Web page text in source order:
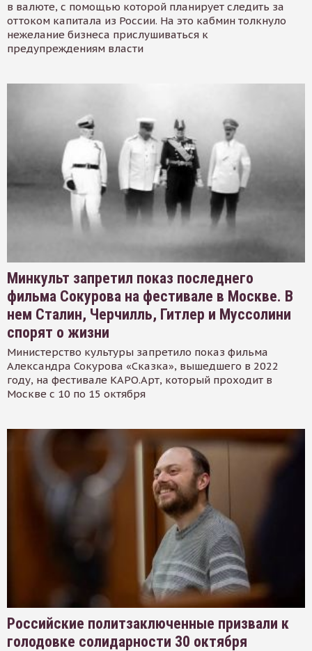
в валюте, с помощью которой планирует следить за
оттоком капитала из России. На это кабмин толкнуло
нежелание бизнеса прислушиваться к
предупреждениям власти
Минкульт запретил показ последнего
фильма Сокурова на фестивале в Москве. В
нем Сталин, Черчилль, Гитлер и Муссолини
спорят о жизни
Министерство культуры запретило показ фильма
Александра Сокурова «Сказка», вышедшего в 2022
году, на фестивале КАРО.Арт, который проходит в
Москве с 10 по 15 октября
Российские политзаключенные призвали к
голодовке солидарности 30 октября